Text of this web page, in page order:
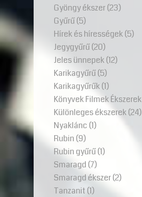
Gyöngy ékszer(23)
Gyűrű(5)
Hírek és hírességek(5)
Jegygyűrű(20)
Jeles ünnepek(12)
Karikagyűrű(5)
Karikagyűrűk(1)
Könyvek Filmek Ékszerek
Különleges ékszerek(24)
Nyaklánc (1)
Rubin (9)
Rubin gyűrű(1)
Smaragd (7)
Smaragd ékszer(2)
Tanzanit (1)